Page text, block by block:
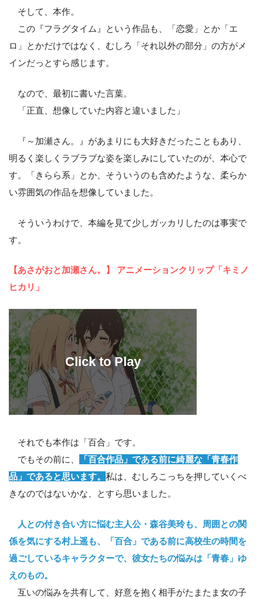
そして、本作。
この『フラグタイム』という作品も、「恋愛」とか「エ
ロ」とかだけではなく、むしろ「それ以外の部分」の方がメ
インだっとすら感じます。
なので、最初に書いた言葉。
「正直、想像していた内容と違いました」
『～加瀬さん。』があまりにも大好きだったこともあり、
明るく楽しくラブラブな姿を楽しみにしていたのが、本心で
す。「きらら系」とか、そういうのも含めたような、柔らか
い雰囲気の作品を想像していました。
そういうわけで、本編を見て少しガッカリしたのは事実で
す。
【あさがおと加瀬さん。】 アニメーションクリップ「キミノ
ヒカリ」
それでも本作は「百合」です。
でもその前に、
「百合作品」である前に綺麗な「青春作
品」であると思います。 私は、むしろこっちを押していくべ
きなのではないかな、とすら思いました。
人との付き合い方に悩む主人公・森谷美玲も、周囲との関
係を気にする村上遥も、「百合」である前に高校生の時間を
過ごしているキャラクターで、彼女たちの悩みは「青春」ゆ
えのもの。
互いの悩みを共有して、好意を抱く相手がたまたま女の子